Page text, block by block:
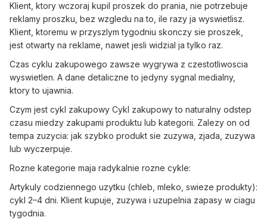
Klient, ktory wczoraj kupil proszek do prania, nie potrzebuje
reklamy proszku, bez wzgledu na to, ile razy ja wyswietlisz.
Klient, ktoremu w przyszlym tygodniu skonczy sie proszek,
jest otwarty na reklame, nawet jesli widzial ja tylko raz.
Czas cyklu zakupowego zawsze wygrywa z czestotliwoscia
wyswietlen. A dane detaliczne to jedyny sygnal medialny,
ktory to ujawnia.
Czym jest cykl zakupowy Cykl zakupowy to naturalny odstep
czasu miedzy zakupami produktu lub kategorii. Zalezy on od
tempa zuzycia: jak szybko produkt sie zuzywa, zjada, zuzywa
lub wyczerpuje.
Rozne kategorie maja radykalnie rozne cykle:
Artykuly codziennego uzytku (chleb, mleko, swieze produkty):
cykl 2–4 dni. Klient kupuje, zuzywa i uzupelnia zapasy w ciagu
tygodnia.